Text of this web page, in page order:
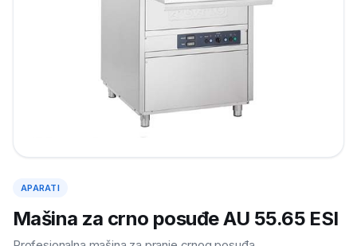
APARATI
Mašina za crno posuđe AU 55.65 ESI